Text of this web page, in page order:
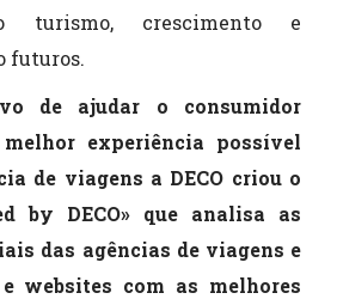
turismo, crescimento e
futuros.
de ajudar o consumidor
experiência possível
de viagens a DECO criou o
by DECO» que analisa as
das agências de viagens e
websites com as melhores